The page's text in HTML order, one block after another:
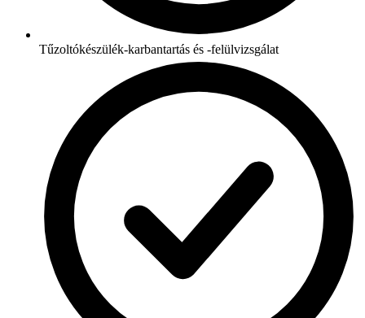
Tűzoltókészülék-karbantartás és -felülvizsgálat